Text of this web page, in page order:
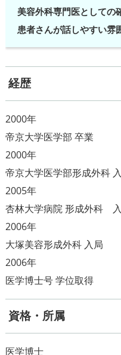
美容外科専門医としての
患者さんが話しやすい雰
経歴
2000年
帝京大学医学部 卒業
2000年
帝京大学医学部形成外科
2005年
杏林大学病院 形成外科
2006年
大塚美容形成外科 入局
2006年
医学博士号 学位取得
資格・所属
医学博士